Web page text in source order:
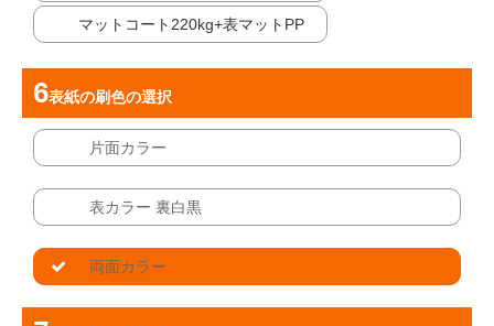
マットコート220kg+表マットPP
表紙の刷色の選択
片面カラー
表カラー 裏白黒
両面カラー